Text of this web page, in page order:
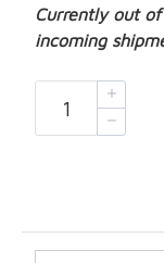
Currently out
incoming